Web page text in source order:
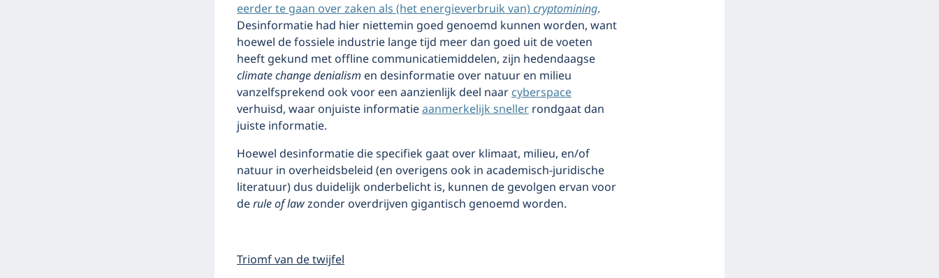
eerder te gaan over zaken als (het energieverbruik van)cryptomining.
Desinformatie had hier niettemin goed genoemd kunnen worden, want
hoewel de fossiele industrie lange tijd meer dan goed uit de voeten
heeft gekund met offline communicatiemiddelen, zijn hedendaagse
climate change denialism en desinformatie over natuur en milieu
vanzelfsprekend ook voor een aanzienlijk deel naarcyberspace
verhuisd, waar onjuiste informatieaanmerkelijk snellerrondgaat dan
juiste informatie.
Hoewel desinformatie die specifiek gaat over klimaat, milieu, en/of
natuur in overheidsbeleid (en overigens ook in academisch-juridische
literatuur) dus duidelijk onderbelicht is, kunnen de gevolgen ervan voor
derule of lawzonder overdrijven gigantisch genoemd worden.
Triomf van de twijfel